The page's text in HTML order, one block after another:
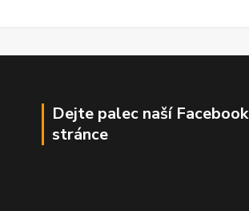
Dejte palec naší Facebook
stránce